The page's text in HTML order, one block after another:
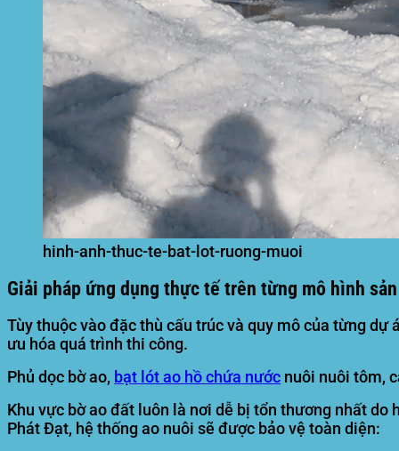
hinh-anh-thuc-te-bat-lot-ruong-muoi
Giải pháp ứng dụng thực tế trên từng mô hình
Tùy thuộc vào đặc thù cấu trúc và quy mô của từng
ưu hóa quá trình thi công.
Phủ dọc bờ ao, bạt lót ao hồ chứa nước nuôi nuôi tôm,
Khu vực bờ ao đất luôn là nơi dễ bị tổn thương nhất
Phát Đạt, hệ thống ao nuôi sẽ được bảo vệ toàn diện: